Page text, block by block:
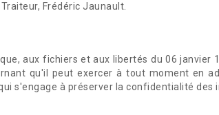
Frédéric Jaunault.
aux fichiers et aux libertés du 06
qu'il peut exercer à tout moment en
s'engage à préserver la confidentialité